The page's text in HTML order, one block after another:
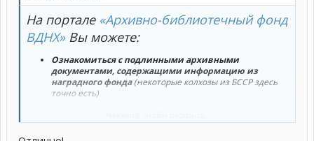
На портале «Архивно-библиотечный фонд
ВДНХ»Вы можете:
Ознакомиться с подлинными архивными
документами, содержащими информацию из
наградного фонда(некоторые колхозы из БССР здесь
точно есть)
награды за достижения на ВДНХ